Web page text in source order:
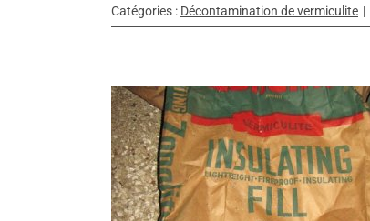
Catégories : Décontamination de vermiculite |